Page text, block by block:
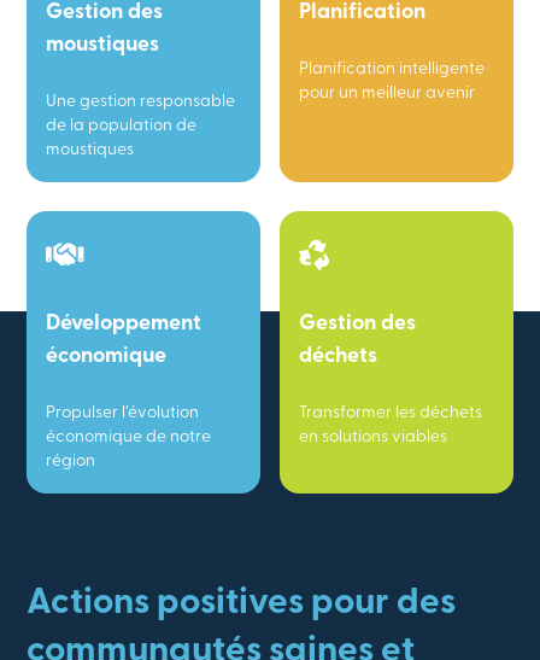
Gestion des
moustiques
Une gestion responsable
de la population de
moustiques
Planification
Planification intelligente
pour un meilleur avenir
Développement
économique
Propulser l’évolution
économique de notre
région
Gestion des
déchets
Transformer les déchets
en solutions viables
Actions positives pour des
communautés saines et